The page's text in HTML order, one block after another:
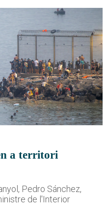
a territori
Pedro Sánchez,
de l'Interior